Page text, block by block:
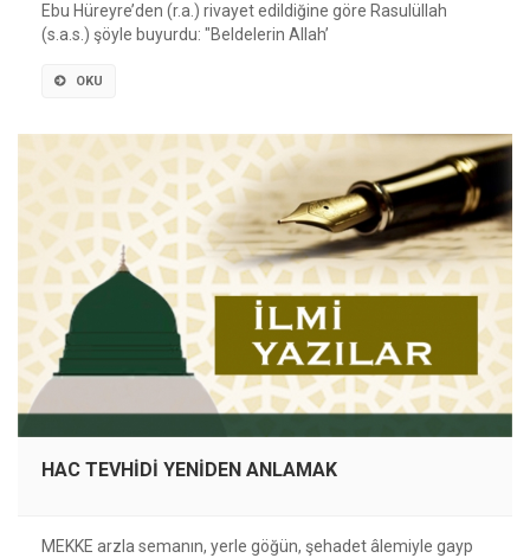
Ebu Hüreyre’den (r.a.) rivayet edildiğine göre Rasulüllah
(s.a.s.) şöyle buyurdu: "Beldelerin Allah’
OKU
HAC TEVHİDİ YENİDEN ANLAMAK
MEKKE arzla semanın, yerle göğün, şehadet âlemiyle gayp